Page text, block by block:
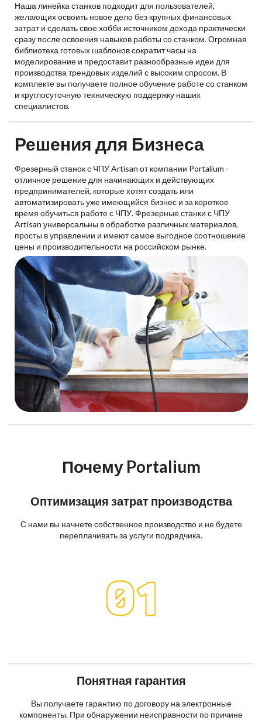
Наша линейка станков подходит для пользователей,
желающих освоить новое дело без крупных финансовых
затрат и сделать свое хобби источником дохода практически
сразу после освоения навыков работы со станком. Огромная
библиотека готовых шаблонов сократит часы на
моделирование и предоставит разнообразные идеи для
производства трендовых изделий с высоким спросом. В
комплекте вы получаете полное обучение работе со станком
и круглосуточную техническую поддержку наших
специалистов.
Решения для Бизнеса
Фрезерный станок с ЧПУ Artisan от компании Portalium -
отличное решение для начинающих и действующих
предпринимателей, которые хотят создать или
автоматизировать уже имеющийся бизнес и за короткое
время обучиться работе с ЧПУ. Фрезерные станки с ЧПУ
Artisan универсальны в обработке различных материалов,
просты в управлении и имеют самое выгодное соотношение
цены и производительности на российском рынке.
Почему Portalium
Оптимизация затрат производства
С нами вы начнете собственное производство и не будете
переплачивать за услуги подрядчика.
Понятная гарантия
Вы получаете гарантию по договору на электронные
компоненты. При обнаружении неисправности по причине